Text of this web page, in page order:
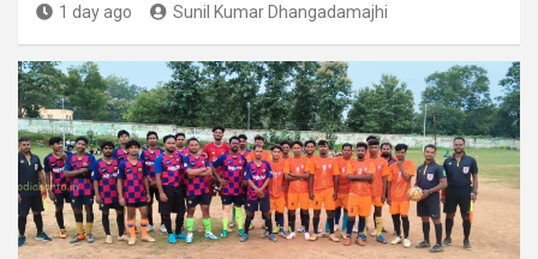
1 day ago Sunil Kumar Dhangadamajhi